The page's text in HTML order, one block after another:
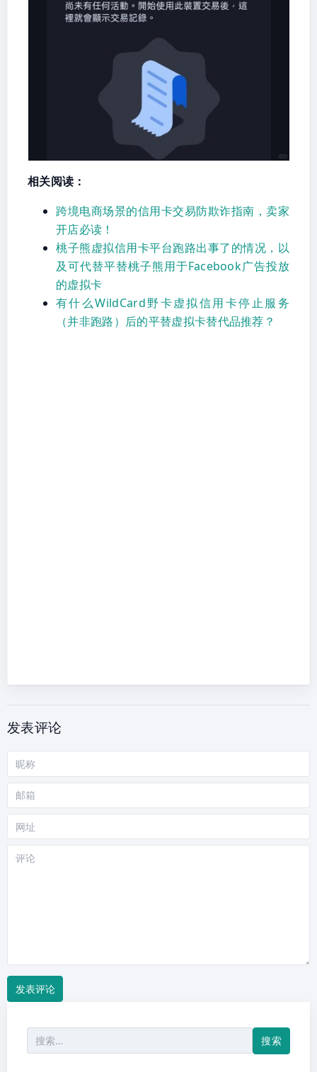
相关阅读：
跨境电商场景的信用卡交易防欺诈指南，卖家
开店必读！
桃子熊虚拟信用卡平台跑路出事了的情况，以
及可代替平替桃子熊用于Facebook广告投放
的虚拟卡
有什么WildCard野卡虚拟信用卡停止服务
（并非跑路）后的平替虚拟卡替代品推荐？
发表评论
评
昵
称
邮
箱
网
站
索：